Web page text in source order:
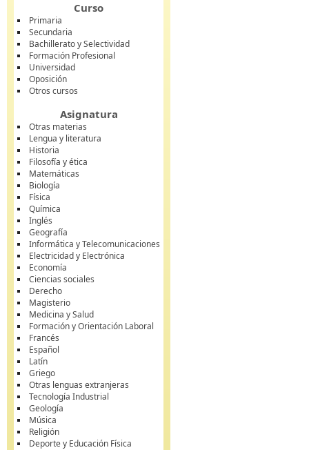
Curso
Primaria
Secundaria
Bachillerato y Selectividad
Formación Profesional
Universidad
Oposición
Otros cursos
Asignatura
Otras materias
Lengua y literatura
Historia
Filosofía y ética
Matemáticas
Biología
Física
Química
Inglés
Geografía
Informática y Telecomunicaciones
Electricidad y Electrónica
Economía
Ciencias sociales
Derecho
Magisterio
Medicina y Salud
Formación y Orientación Laboral
Francés
Español
Latín
Griego
Otras lenguas extranjeras
Tecnología Industrial
Geología
Música
Religión
Deporte y Educación Física